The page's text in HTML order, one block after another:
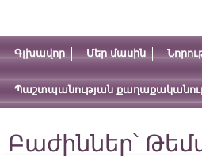
Գլխավոր Մեր մասին
Պաշտպանության
Բաժիններ՝